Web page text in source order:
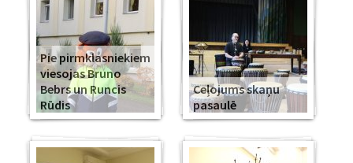
Pie pirmklasniekiem
viesojas Bruno
Bebrs un Runcis
Rūdis
Ceļojums skaņu
pasaulē